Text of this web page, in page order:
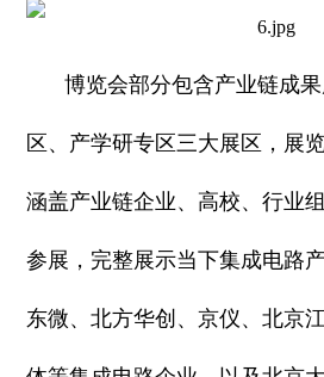
博览会部分包含产业链成
区、产学研专区三大展区，展
涵盖产业链企业、高校、行业
参展，完整展示当下集成电路
东微、北方华创、京仪、北京